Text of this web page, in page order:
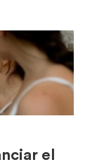
el